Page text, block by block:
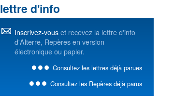
lettre d'info
Inscrivez-vouset recevez la lettre d'info
d'Alterre, Repères en version
électronique ou papier.
Consultez les lettres déjà parues
Consultez les Repères déjà parus